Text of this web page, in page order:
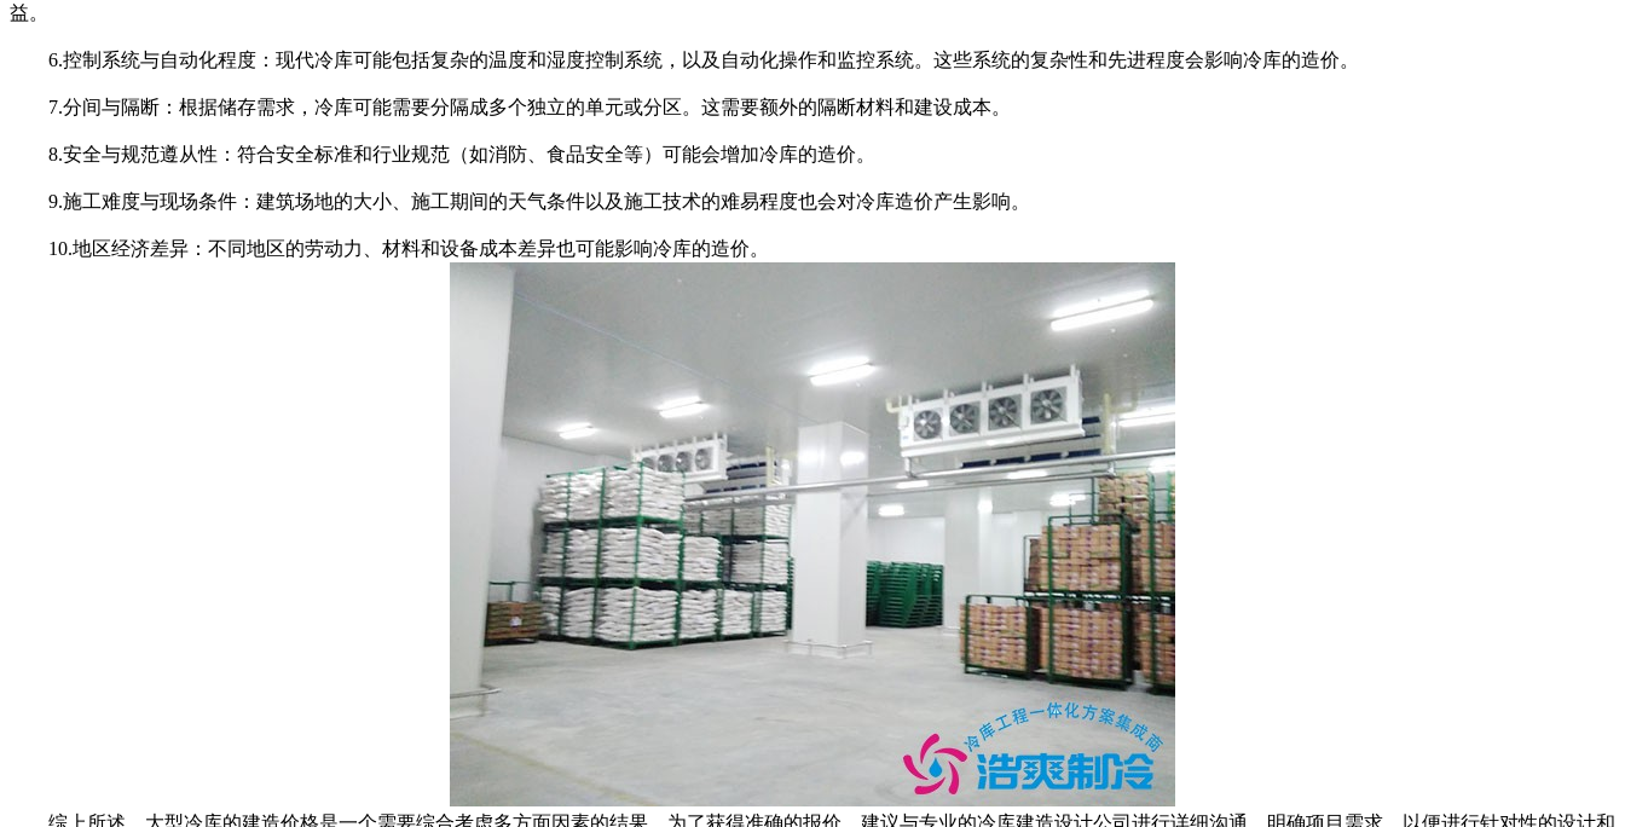
益。
6.控制系统与自动化程度：现代冷库可能包括复杂的温度和湿度控制系统，以及自动化操作和监控系统。这些系统的复杂性和先进程度会影响冷库的造价。
7.分间与隔断：根据储存需求，冷库可能需要分隔成多个独立的单元或分区。这需要额外的隔断材料和建设成本。
8.安全与规范遵从性：符合安全标准和行业规范（如消防、食品安全等）可能会增加冷库的造价。
9.施工难度与现场条件：建筑场地的大小、施工期间的天气条件以及施工技术的难易程度也会对冷库造价产生影响。
10.地区经济差异：不同地区的劳动力、材料和设备成本差异也可能影响冷库的造价。
综上所述，大型冷库的建造价格是一个需要综合考虑多方面因素的结果。为了获得准确的报价，建议与专业的冷库建造设计公司进行详细沟通，明确项目需求，以便进行针对性的设计和